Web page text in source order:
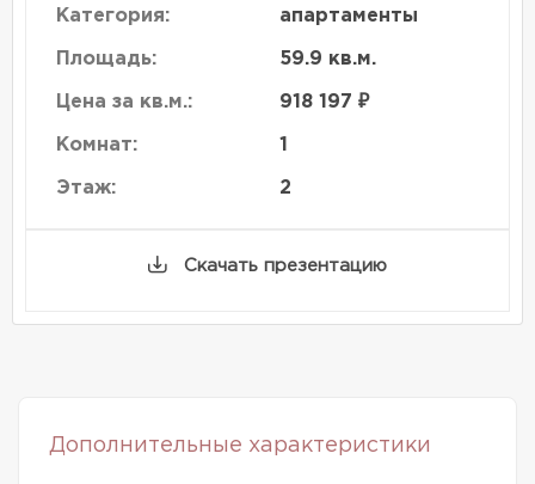
Категория: апартаменты
Площадь: 59.9 кв.м.
Цена за кв.м.: 918 197 ₽
Комнат: 1
Этаж: 2
Скачать презентацию
Дополнительные характеристики